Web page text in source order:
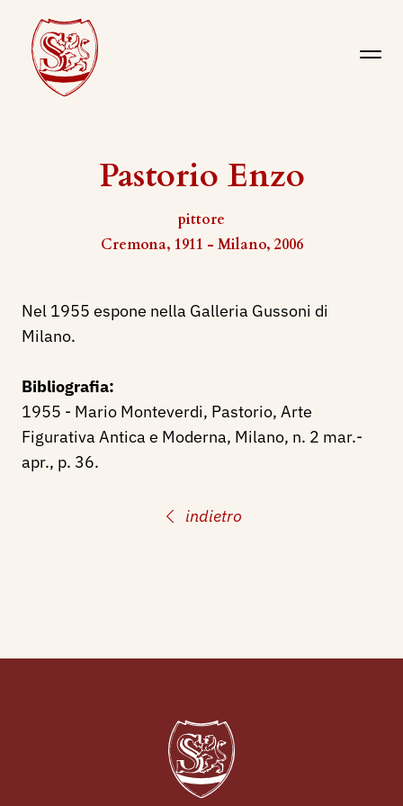
Pastorio Enzo
pittore
Cremona, 1911 - Milano, 2006
indietro
Nel 1955 espone nella Galleria Gussoni di
Milano.
Bibliografia:
1955 - Mario Monteverdi, Pastorio, Arte
Figurativa Antica e Moderna, Milano, n. 2 mar.-
apr., p. 36.